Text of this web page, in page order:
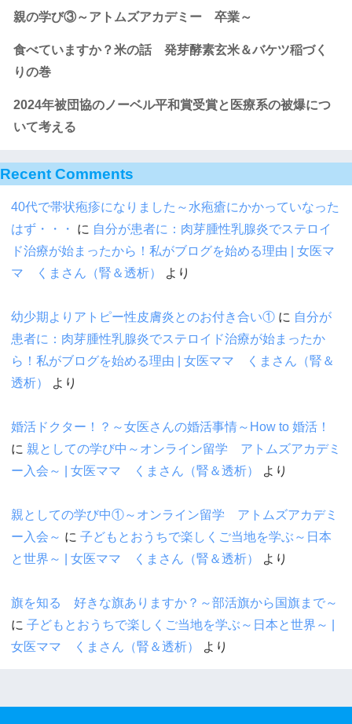
親の学び③～アトムズアカデミー 卒業～
食べていますか？米の話 発芽酵素玄米＆バケツ稲づく
りの巻
2024年被団協のノーベル平和賞受賞と医療系の被爆につ
いて考える
Recent Comments
40代で帯状疱疹になりました～水疱瘡にかかっていなった
はず・・・
に 自分が患者に：肉芽腫性乳腺炎でステロイ
ド治療が始まったから！私がブログを始める理由 | 女医マ
マ くまさん（腎＆透析）
より
幼少期よりアトピー性皮膚炎とのお付き合い① に 自分が
患者に：肉芽腫性乳腺炎でステロイド治療が始まったか
ら！私がブログを始める理由 | 女医ママ くまさん（腎＆
透析）
より
婚活ドクター！？～女医さんの婚活事情～How to 婚活！
に 親としての学び中～オンライン留学 アトムズアカデミ
ー入会～ | 女医ママ くまさん（腎＆透析）
より
親としての学び中①～オンライン留学 アトムズアカデミ
ー入会～ に 子どもとおうちで楽しくご当地を学ぶ～日本
と世界～ | 女医ママ くまさん（腎＆透析）
より
旗を知る 好きな旗ありますか？～部活旗から国旗まで～
に 子どもとおうちで楽しくご当地を学ぶ～日本と世界～ |
女医ママ くまさん（腎＆透析）
より